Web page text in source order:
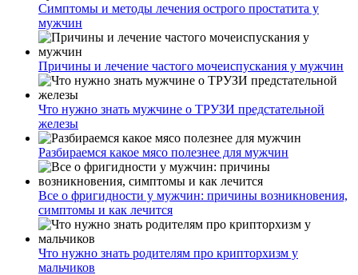
Симптомы и методы лечения острого простатита у
мужчин
Причины и лечение частого мочеиспускания у мужчин
Что нужно знать мужчине о ТРУЗИ предстательной
железы
Разбираемся какое мясо полезнее для мужчин
Все о фригидности у мужчин: причины возникновения,
симптомы и как лечится
Что нужно знать родителям про крипторхизм у
мальчиков